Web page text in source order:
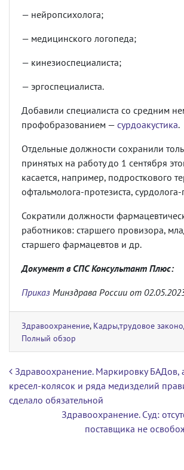
— нейропсихолога;
— медицинского логопеда;
— кинезиоспециалиста;
— эргоспециалиста.
Добавили специалиста со средним
профобразованием — сурдоакустика.
Отдельные должности сохранили
принятых на работу до 1 сентября
касается, например, подросткового
офтальмолога-протезиста, сурдолога-
Сократили должности
работников: старшего провизора,
старшего фармацевтов и др.
Документ в СПС Консультант Плюс:
Приказ Минздрава России от
Здравоохранение, Кадры,трудовое
Полный обзор
Навигация по записям
Здравоохранение. Маркировку БАДов,
кресел-колясок и ряда медизделий
сделало обязательной
Здравоохранение. Суд:
поставщика не